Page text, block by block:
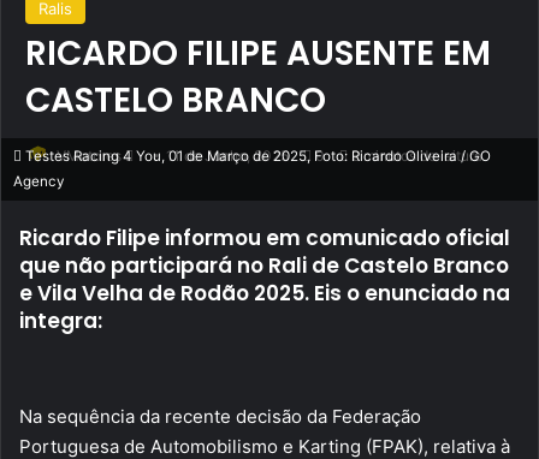
Ralis
RICARDO FILIPE AUSENTE EM
CASTELO BRANCO
VMotores
Send 11 de Junho, 2025 0 2 minutos de leitura
Testes Racing 4 You, 01 de Março de 2025, Foto: Ricardo Oliveira / GO
Agency
Ricardo Filipe informou em comunicado oficial
que não participará no Rali de Castelo Branco
e Vila Velha de Rodão 2025. Eis o enunciado na
integra:
Na sequência da recente decisão da Federação
Portuguesa de Automobilismo e Karting (FPAK), relativa à